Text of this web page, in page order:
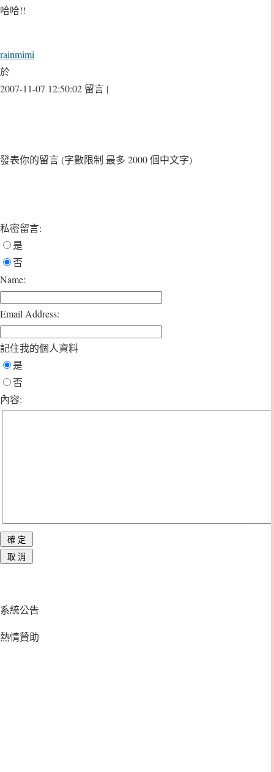
哈哈!!
rainmimi
於
2007-11-07 12:50:02 留言 |
發表你的留言(字數限制 最多 2000 個中文字)
私密留言:
是
否
Name:
Email Address:
記住我的個人資料
是
否
內容:
系統公告
熱情贊助